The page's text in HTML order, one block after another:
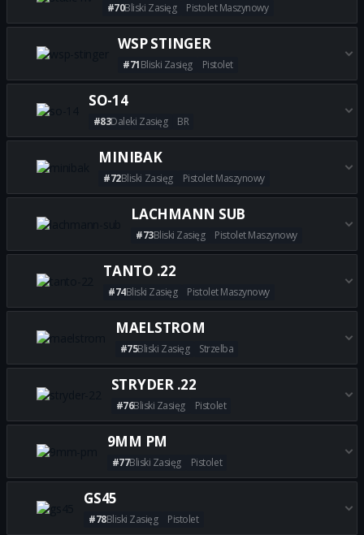
#70Bliski Zasięg Pistolet Maszynowy
Zdobądź wszystkie najlepsze
WSP STINGER
#71Bliski Zasięg Pistolet
Zdobądź wszystkie najlepsze
SO-14
#83Daleki Zasięg BR
Zdobądź wszystkie najlepsze
MINIBAK
#72Bliski Zasięg Pistolet Maszynowy
Zdobądź wszystkie najlepsze
LACHMANN SUB
#73Bliski Zasięg Pistolet Maszynowy
Zdobądź wszystkie najlepsze
TANTO .22
#74Bliski Zasięg Pistolet Maszynowy
Zdobądź wszystkie najlepsze
MAELSTROM
#75Bliski Zasięg Strzelba
Zdobądź wszystkie najlepsze
STRYDER .22
#76Bliski Zasięg Pistolet
Zdobądź wszystkie najlepsze
9MM PM
#77Bliski Zasięg Pistolet
Zdobądź wszystkie najlepsze
GS45
#78Bliski Zasięg Pistolet